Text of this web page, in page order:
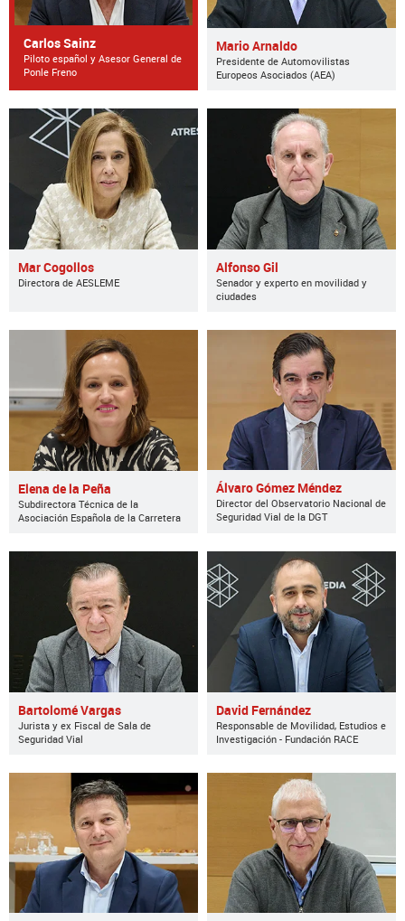
Carlos Sainz
Piloto español y Asesor General de
Ponle Freno
Mario Arnaldo
Presidente de Automovilistas
Europeos Asociados (AEA)
Mar Cogollos
Directora de AESLEME
Alfonso Gil
Senador y experto en movilidad y
ciudades
Elena de la Peña
Subdirectora Técnica de la
Asociación Española de la Carretera
Álvaro Gómez Méndez
Director del Observatorio Nacional de
Seguridad Vial de la DGT
Bartolomé Vargas
Jurista y ex Fiscal de Sala de
Seguridad Vial
David Fernández
Responsable de Movilidad, Estudios e
Investigación - Fundación RACE